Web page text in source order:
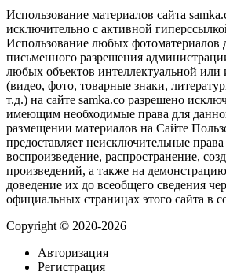
Использование материалов сайта
исключительно с активной
Использование любых фотоматериалов
письменного разрешения
любых объектов интеллектуальной или
(видео, фото, товарные знаки,
т.д.) на сайте samka.co разрешено
имеющим необходимые права для
размещении материалов на Сайте
предоставляет неисключительные
воспроизведение, распространение,
произведений, а также на
доведение их до всеобщего сведения
официальных страницах этого сайта в
Copyright © 2020-2026
Авторизация
Регистрация